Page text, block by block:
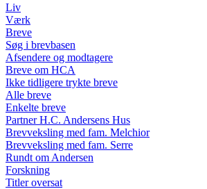
Liv
Værk
Breve
Søg i brevbasen
Afsendere og modtagere
Breve om HCA
Ikke tidligere trykte breve
Alle breve
Enkelte breve
Partner H.C. Andersens Hus
Brevveksling med fam. Melchior
Brevveksling med fam. Serre
Rundt om Andersen
Forskning
Titler oversat